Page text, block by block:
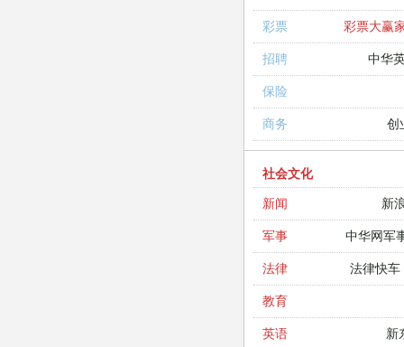
彩票 彩票大赢
招聘 中华
保险
商务 创
社会文化
新闻
新
军事 中华网军
法律 法律快车
教育
英语 新